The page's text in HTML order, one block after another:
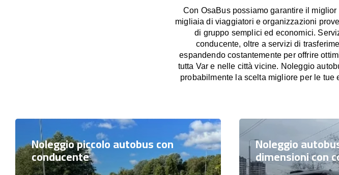
Con OsaBus possiamo garantire il
migliaia di viaggiatori e organizzazioni
di gruppo semplici ed economici.
conducente, oltre a servizi di
espandendo costantemente per offrire
tutta Var e nelle città vicine. Noleggio
probabilmente la scelta migliore per le
Noleggio piccolo autobus con
conducente
Noleggio
dimensioni con